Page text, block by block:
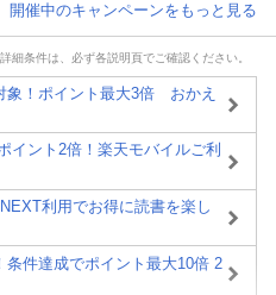
開催中のキャンペーンをもっと見る
条件は、必ず各説明頁でご確認ください。
象！ポイント最大3倍 おかえ
イント2倍！楽天モバイルご利
利用でお得に読書を楽し
件達成でポイント最大10倍 2